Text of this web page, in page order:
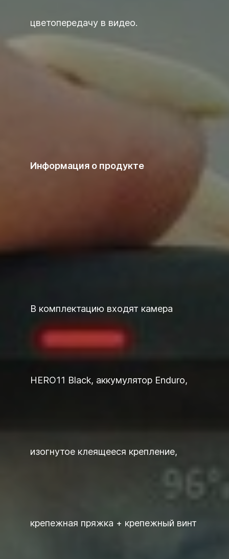
цветопередачу в видео.
Информация о продукте
В комплектацию входят камера
HERO11 Black, аккумулятор Enduro,
изогнутое клеящееся крепление,
крепежная пряжка + крепежный винт